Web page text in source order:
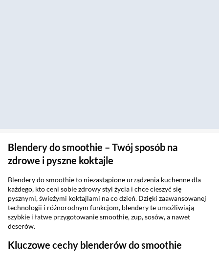
Blendery do smoothie – Twój sposób na
zdrowe i pyszne koktajle
Blendery do smoothie to niezastąpione urządzenia kuchenne dla
każdego, kto ceni sobie zdrowy styl życia i chce cieszyć się
pysznymi, świeżymi koktajlami na co dzień. Dzięki zaawansowanej
technologii i różnorodnym funkcjom, blendery te umożliwiają
szybkie i łatwe przygotowanie smoothie, zup, sosów, a nawet
deserów.
Kluczowe cechy blenderów do smoothie